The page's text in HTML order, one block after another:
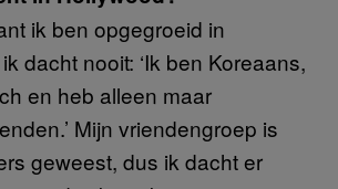
ik ben opgegroeid in
dacht nooit: ‘Ik ben Koreaans,
en heb alleen maar
Mijn vriendengroep is
geweest, dus ik dacht er